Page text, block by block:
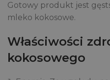
Gotowy produkt jest
mleko kokosowe.
Właściwości
kokosowego